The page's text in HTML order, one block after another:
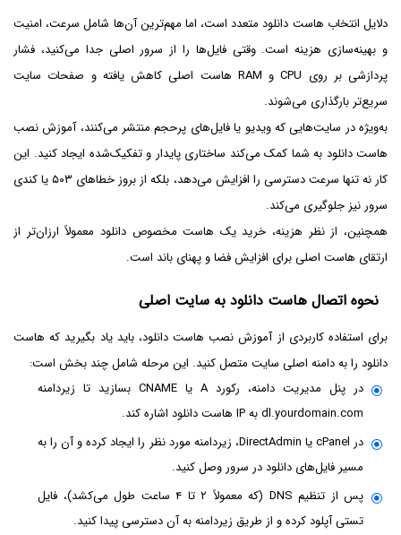
دلایل انتخاب هاست دانلود متعدد است، اما مهم‌ترین آن‌ها شامل سرعت، امنیت
و بهینه‌سازی هزینه است. وقتی فایل‌ها را از سرور اصلی جدا می‌کنید، فشار
پردازشی بر روی CPU و RAM هاست اصلی کاهش یافته و صفحات سایت
سریع‌تر بارگذاری می‌شوند.
به‌ویژه در سایت‌هایی که ویدیو یا فایل‌های پرحجم منتشر می‌کنند، آموزش نصب
هاست دانلود به شما کمک می‌کند ساختاری پایدار و تفکیک‌شده ایجاد کنید. این
کار نه تنها سرعت دسترسی را افزایش می‌دهد، بلکه از بروز خطاهای ۵۰۳ یا کندی
سرور نیز جلوگیری می‌کند.
همچنین، از نظر هزینه، خرید یک هاست مخصوص دانلود معمولاً ارزان‌تر از
ارتقای هاست اصلی برای افزایش فضا و پهنای باند است.
نحوه اتصال هاست دانلود به سایت اصلی
برای استفاده کاربردی از آموزش نصب هاست دانلود، باید یاد بگیرید که هاست
دانلود را به دامنه اصلی سایت متصل کنید. این مرحله شامل چند بخش است:
در پنل مدیریت دامنه، رکورد A یا CNAME بسازید تا زیردامنه
dl.yourdomain.com به IP هاست دانلود اشاره کند.
در cPanel یا DirectAdmin، زیردامنه مورد نظر را ایجاد کرده و آن را به
مسیر فایل‌های دانلود در سرور وصل کنید.
پس از تنظیم DNS (که معمولاً ۲ تا ۴ ساعت طول می‌کشد)، فایل
تستی آپلود کرده و از طریق زیردامنه به آن دسترسی پیدا کنید.